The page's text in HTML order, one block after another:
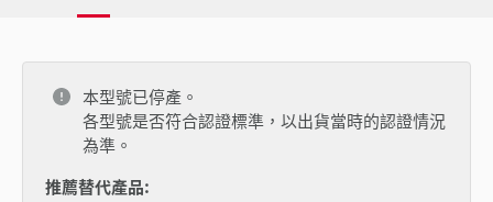
本型號已停產。
各型號是否符合認證標準，以出貨當時的認證情況
為準。
推薦替代產品: